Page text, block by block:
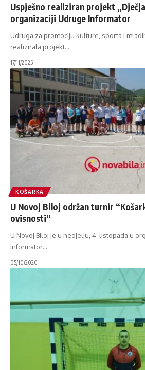
Uspješno realiziran projekt
organizaciji Udruge Informator
Udruga za promociju kulture, sporta i
realizirala projekt…
17/11/2025
KOŠARKA
U Novoj Biloj održan turnir
ovisnosti”
U Novoj Biloj je u nedjelju, 4. listopada u
Informator…
05/10/2020